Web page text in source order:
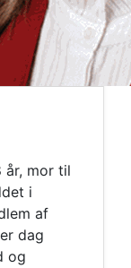
år, mor til
i
af
dag
og